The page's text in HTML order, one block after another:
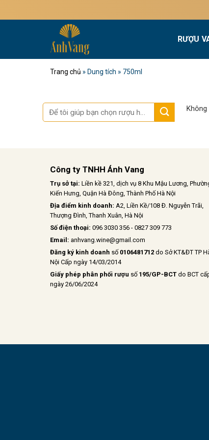
qua
RƯỢU
Trang chủ » Dung tích » 750ml
Tìm
kiếm:
Công ty TNHH Ánh Vang
Trụ sở tại: Liền kề 321, dịch vụ 8 Khu Mậu Lương,
Kiến Hưng, Quận Hà Đông, Thành Phố Hà Nội
Địa điểm kinh doanh: A2, Liền Kề/108 Đ. Nguyễn Trãi,
Thượng Đình, Thanh Xuân, Hà Nội
Số điện thoại: 096 3030 356 - 0827 309 773
Email: anhvang.wine@gmail.com
Đăng ký kinh doanh số 0106481712 do Sở KT&ĐT TP
Nội Cấp ngày 14/03/2014
Giấy phép phân phối rượu số 195/GP-BCT do BCT
ngày 26/06/2024